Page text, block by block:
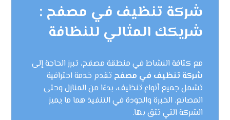
شركة تنظيف في مصفح :
شريكك المثالي للنظافة
مع كثافة النشاط في منطقة مصفح، تبرز الحاجة إلى
شركة تنظيف في مصفح تقدم خدمة احترافية
تشمل جميع أنواع تنظيف، بدءًا من المنازل وحتى
المصانع. الخبرة والجودة في التنفيذ هما ما يميز
الشركة التي تثق بها.